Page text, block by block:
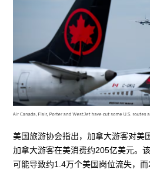
美国旅游协会指出，加拿大游客对美
加拿大游客在美消费约205亿美元。
可能导致约1.4万个美国岗位流失，